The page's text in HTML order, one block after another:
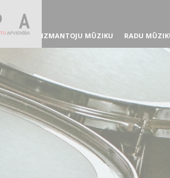
IZMANTOJU MŪZIKU RADU